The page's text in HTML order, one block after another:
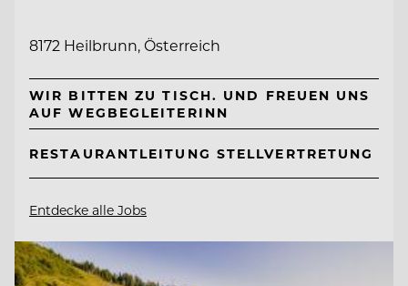
8172 Heilbrunn, Österreich
WIR BITTEN ZU TISCH. UND FREUEN UNS
AUF WEGBEGLEITERINN
RESTAURANTLEITUNG STELLVERTRETUNG
Entdecke alle Jobs